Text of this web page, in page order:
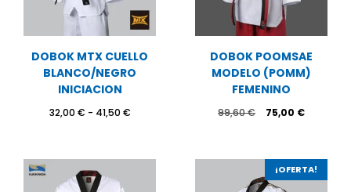
DOBOK MTX CUELLO
BLANCO/NEGRO
INICIACION
32,00 € - 41,50 €Rango
DOBOK POOMSAE
MODELO (POMM)
FEMENINO
99,60€
El
99,60 €.
75,00 €El
75,00 €.
¡OFERTA!